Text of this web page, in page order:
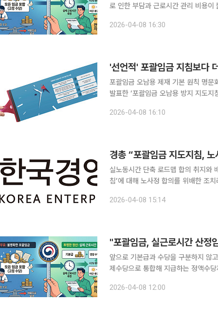
로 인한 부담과 근로시간 관리 비용이
는 현장의 포괄임금제도 오남용 관행
2026-04-08 16:30
'선언적' 포괄임금 지침보다
포괄임금 오남용 제재 기본 원칙 명문화 국정
발표한 ‘포괄임금 오남용 방지 지도
행정력으로 근절하겠다는 기본 원칙
2026-04-08 16:10
경총 “포괄임금 지도지침,
실노동시간 단축 로드맵 합의 취지와 배치 한국경영자총협회가 고용노동부의 ‘포괄임
침’에 대해 노사정 합의를 위배한 조치라며 유감을 표명했다
2026-04-08 15:14
"포괄임금, 실근로시간 산정
앞으로 기본급과 수당을 구분하지 않
제수당으로 통합해 지급하는 정액수
2026-04-08 12:00